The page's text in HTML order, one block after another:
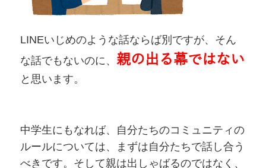
LINEいじめのような話ならば別ですが、そん
な話でもないのに、 親の出る幕ではない
と思います。
中学生にもなれば、自分たちのコミュニティの
ルールについては、まずは自分たちで話し合う
べきです。そして親は出しゃばるのではなく、